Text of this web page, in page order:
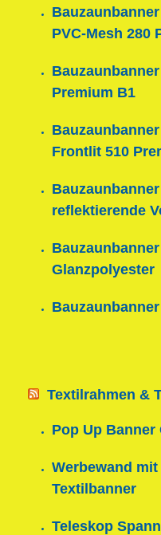
PVC-Mesh 280
Premium B1
Frontlit 510
reflektierende
Glanzpolyester
Textilrahmen &
Pop Up Banner
Werbewand
Textilbanner
Teleskop